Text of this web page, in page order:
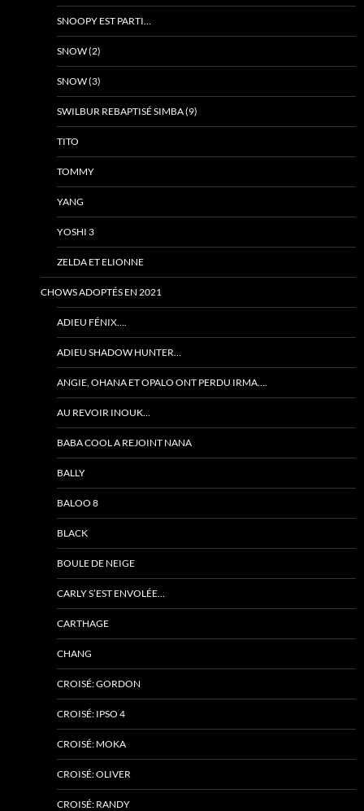
SNOOPY EST PARTI…
SNOW (2)
SNOW (3)
SWILBUR REBAPTISÉ SIMBA (9)
TITO
TOMMY
YANG
YOSHI 3
ZELDA ET ELIONNE
CHOWS ADOPTÉS EN 2021
ADIEU FÉNIX….
ADIEU SHADOW HUNTER…
ANGIE, OHANA ET OPALO ONT PERDU IRMA….
AU REVOIR INOUK…
BABA COOL A REJOINT NANA
BALLY
BALOO 8
BLACK
BOULE DE NEIGE
CARLY S’EST ENVOLÉE…
CARTHAGE
CHANG
CROISÉ: GORDON
CROISÉ: IPSO 4
CROISÉ: MOKA
CROISÉ: OLIVER
CROISÉ: RANDY